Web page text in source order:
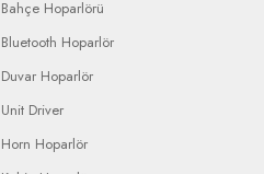
Bahçe Hoparlörü
Bluetooth Hoparlör
Duvar Hoparlör
Unit Driver
Horn Hoparlör